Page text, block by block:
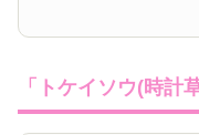
「トケイソウ(時計